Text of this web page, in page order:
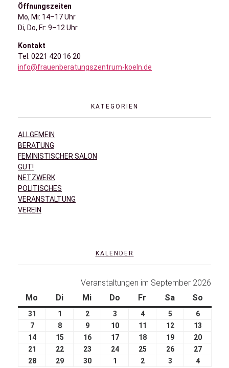
Öffnungszeiten
Mo, Mi: 14–17 Uhr
Di, Do, Fr: 9–12 Uhr
Kontakt
Tel. 0221 420 16 20
info@frauenberatungszentrum-koeln.de
KATEGORIEN
ALLGEMEIN
BERATUNG
FEMINISTISCHER SALON
GUT!
NETZWERK
POLITISCHES
VERANSTALTUNG
VEREIN
KALENDER
Veranstaltungen im September 2026
Mo
Di Mi Do Fr Sa So
31 1 2 3 4 5
6
7
8 9 10 11 12
13
14
15 16 17 18 19
20
21
22 23 24 25 26
27
28
29 30 1 2 3 4